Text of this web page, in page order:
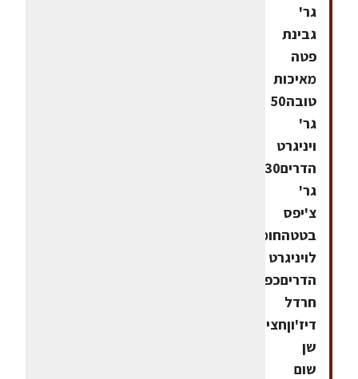
גר'
גבינת
פטה
מאיכות
טובה50
גר'
ויניגרט
הדרים30
גר'
צ'יפס
בטטהחומרים
לויניגרט
הדריםכפית
חרדל
דיז'וןחצי
שן
שום